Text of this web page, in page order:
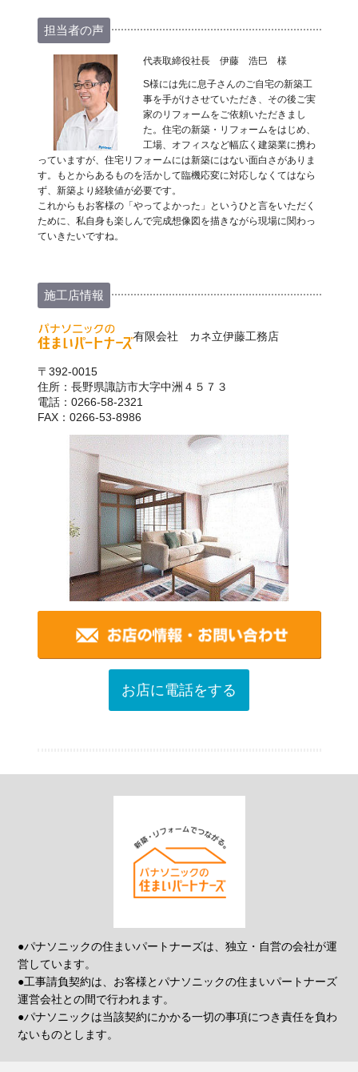
担当者の声
代表取締役社長 伊藤 浩巳 様
S様には先に息子さんのご自宅の新築工
事を手がけさせていただき、その後ご実
家のリフォームをご依頼いただきまし
た。住宅の新築・リフォームをはじめ、
工場、オフィスなど幅広く建築業に携わ
っていますが、住宅リフォームには新築にはない面白さがありま
す。もとからあるものを活かして臨機応変に対応しなくてはなら
ず、新築より経験値が必要です。
これからもお客様の「やってよかった」というひと言をいただく
ために、私自身も楽しんで完成想像図を描きながら現場に関わっ
ていきたいですね。
施工店情報
有限会社 カネ立伊藤工務店
〒392-0015
住所：長野県諏訪市大字中洲４５７３
電話：0266-58-2321
FAX：0266-53-8986
お店に電話をする
●パナソニックの住まいパートナーズは、独立・自営の会社が運
営しています。
●工事請負契約は、お客様とパナソニックの住まいパートナーズ
運営会社との間で行われます。
●パナソニックは当該契約にかかる一切の事項につき責任を負わ
ないものとします。